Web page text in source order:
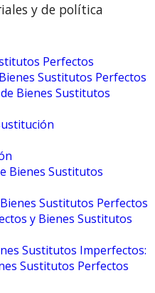
y de política
Perfectos
Sustitutos Perfectos
Bienes Sustitutos
Bienes Sustitutos
Sustitutos Perfectos
y Bienes Sustitutos
Sustitutos Imperfectos:
Sustitutos Perfectos